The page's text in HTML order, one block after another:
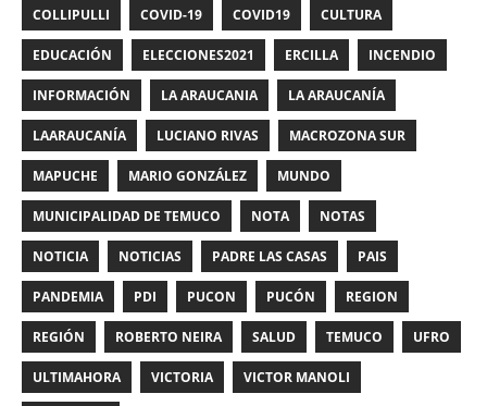
COLLIPULLI COVID-19 COVID19 CULTURA
EDUCACIÓN ELECCIONES2021 ERCILLA INCENDIO
INFORMACIÓN LA ARAUCANIA LA ARAUCANÍA
LAARAUCANÍA LUCIANO RIVAS MACROZONA SUR
MAPUCHE MARIO GONZÁLEZ MUNDO
MUNICIPALIDAD DE TEMUCO NOTA NOTAS
NOTICIA NOTICIAS PADRE LAS CASAS PAIS
PANDEMIA PDI PUCON PUCÓN REGION
REGIÓN ROBERTO NEIRA SALUD TEMUCO UFRO
ULTIMAHORA VICTORIA VICTOR MANOLI